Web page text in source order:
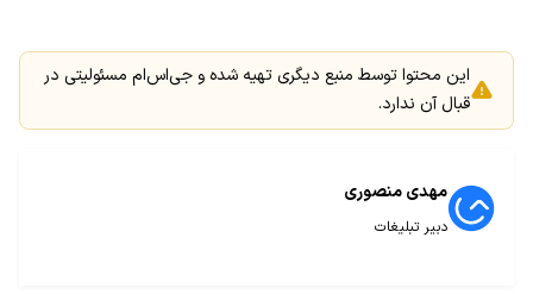
این محتوا توسط منبع دیگری تهیه شده و جی‌اس‌ام مسئولیتی در
قبال آن ندارد.
مهدی منصوری
دبیر تبلیغات